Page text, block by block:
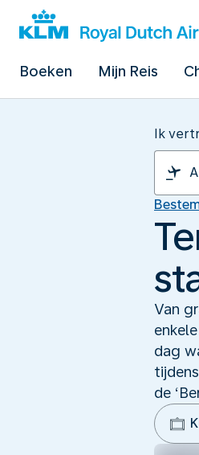
Boeken Mijn Reis
Ik
Van
dag
de